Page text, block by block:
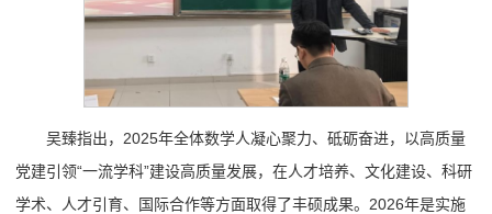
吴臻指出，2025年全体数学人凝心聚力、砥砺奋进，以高质量
党建引领“一流学科”建设高质量发展，在人才培养、文化建设、科研
学术、人才引育、国际合作等方面取得了丰硕成果。2026年是实施